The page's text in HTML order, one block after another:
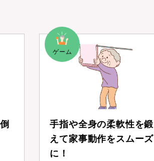
手指や全身の柔軟性を鍛
えて家事動作をスムーズ
に！